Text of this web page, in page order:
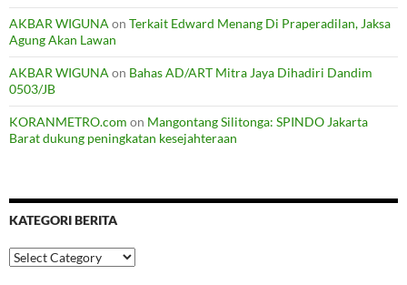
AKBAR WIGUNA on Terkait Edward Menang Di Praperadilan, Jaksa
Agung Akan Lawan
AKBAR WIGUNA on Bahas AD/ART Mitra Jaya Dihadiri Dandim
0503/JB
KORANMETRO.com on Mangontang Silitonga: SPINDO Jakarta
Barat dukung peningkatan kesejahteraan
KATEGORI BERITA
Kategori
Berita